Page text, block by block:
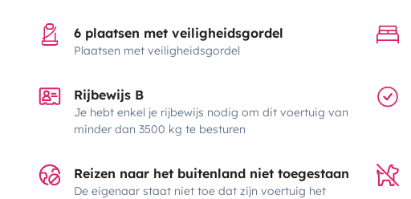
6 plaatsen met veiligheidsgordel
Plaatsen met veiligheidsgordel
Rijbewijs B
Je hebt enkel je rijbewijs nodig om dit voertuig van
minder dan 3500 kg te besturen
Reizen naar het buitenland niet toegestaan
De eigenaar staat niet toe dat zijn voertuig het